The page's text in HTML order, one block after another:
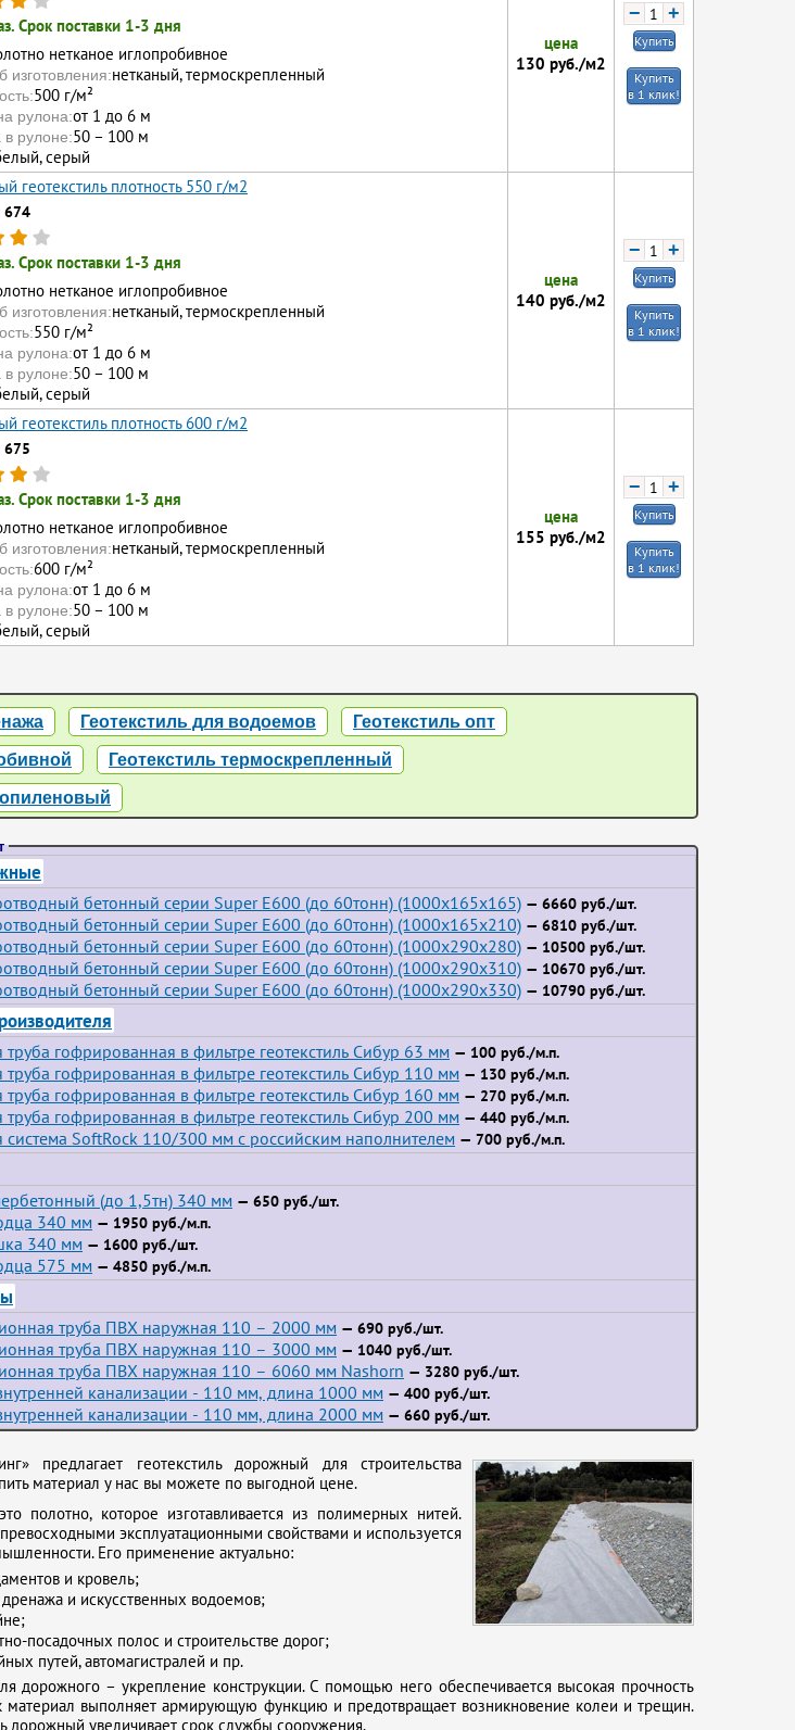
Срок поставки 1-3 дня
нетканое иглопробивное
изготовления:нетканый, термоскрепленный
500 г/м²
рулона:от 1 до 6 м
в рулоне:50 – 100 м
серый
цена
130 руб./м2
− +
Купить
Купить
в 1 клик!
геотекстиль плотность 550 г/м2
674
Срок поставки 1-3 дня
нетканое иглопробивное
изготовления:нетканый, термоскрепленный
550 г/м²
рулона:от 1 до 6 м
в рулоне:50 – 100 м
серый
цена
140 руб./м2
− +
Купить
Купить
в 1 клик!
геотекстиль плотность 600 г/м2
675
Срок поставки 1-3 дня
нетканое иглопробивное
изготовления:нетканый, термоскрепленный
600 г/м²
рулона:от 1 до 6 м
в рулоне:50 – 100 м
серый
цена
155 руб./м2
− +
Купить
Купить
в 1 клик!
Геотекстиль для водоемов Геотекстиль опт
Геотекстиль термоскрепленный
бетонный серии Super Е600 (до 60тонн) (1000x165x165) — 6660 руб./шт.
бетонный серии Super Е600 (до 60тонн) (1000x165x210) — 6810 руб./шт.
бетонный серии Super Е600 (до 60тонн) (1000x290x280) — 10500 руб./шт.
бетонный серии Super Е600 (до 60тонн) (1000x290x310) — 10670 руб./шт.
бетонный серии Super Е600 (до 60тонн) (1000x290x330) — 10790 руб./шт.
гофрированная в фильтре геотекстиль Сибур 63 мм — 100 руб./м.п.
гофрированная в фильтре геотекстиль Сибур 110 мм — 130 руб./м.п.
гофрированная в фильтре геотекстиль Сибур 160 мм — 270 руб./м.п.
гофрированная в фильтре геотекстиль Сибур 200 мм — 440 руб./м.п.
SoftRock 110/300 мм с российским наполнителем — 700 руб./м.п.
(до 1,5тн) 340 мм — 650 руб./шт.
340 мм — 1950 руб./м.п.
340 мм — 1600 руб./шт.
575 мм — 4850 руб./м.п.
труба ПВХ наружная 110 – 2000 мм — 690 руб./шт.
труба ПВХ наружная 110 – 3000 мм — 1040 руб./шт.
труба ПВХ наружная 110 – 6060 мм Nashorn — 3280 руб./шт.
канализации - 110 мм, длина 1000 мм — 400 руб./шт.
канализации - 110 мм, длина 2000 мм — 660 руб./шт.
предлагает геотекстиль дорожный для строительства
материал у нас вы можете по выгодной цене.
полотно, которое изготавливается из полимерных нитей.
эксплуатационными свойствами и используется
Его применение актуально:
и кровель;
и искусственных водоемов;
посадочных полос и строительстве дорог;
путей, автомагистралей и пр.
дорожного – укрепление конструкции. С помощью него обеспечивается высокая прочность
материал выполняет армирующую функцию и предотвращает возникновение колеи и трещин.
дорожный увеличивает срок службы сооружения.